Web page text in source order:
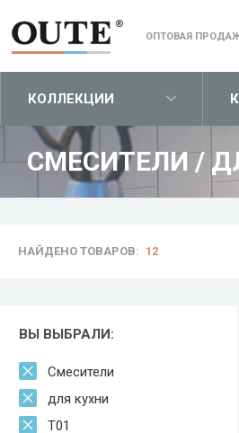
ОПТОВАЯ
КОЛЛЕКЦИИ
СМЕСИТЕЛИ/
НАЙДЕНО ТОВАРОВ: 12
ВЫ ВЫБРАЛИ:
Смесители
для кухни
T01